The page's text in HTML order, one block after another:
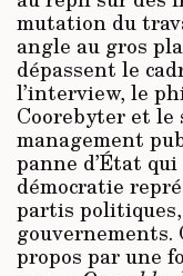
mutation du
angle au gros
dépassent le
l’interview, le
Coorebyter et le
management
panne d’État
démocratie
partis
propos par une